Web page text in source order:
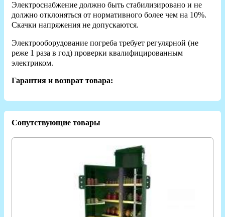
Электроснабжение должно быть стабилизировано и не
должно отклоняться от нормативного более чем на 10%.
Скачки напряжения не допускаются.
Электрооборудование погреба требует регулярной (не
реже 1 раза в год) проверки квалифицированным
электриком.
Гарантия и возврат товара:
Сопутствующие товары